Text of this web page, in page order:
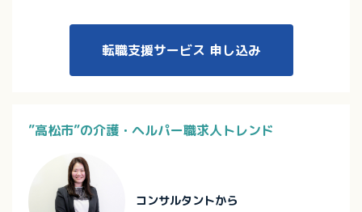
転職支援サービス 申し込み
”高松市”の介護・ヘルパー職求人トレンド
コンサルタントから